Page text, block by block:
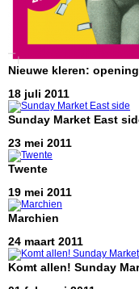
Nieuwe kleren:
18 juli 2011
Sunday Market East
23 mei 2011
Twente
19 mei 2011
Marchien
24 maart 2011
Komt allen! Sunday